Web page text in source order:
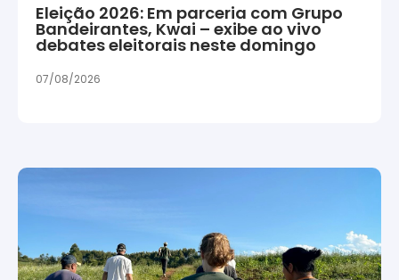
Eleição 2026: Em parceria com Grupo
Bandeirantes, Kwai – exibe ao vivo
debates eleitorais neste domingo
07/08/2026